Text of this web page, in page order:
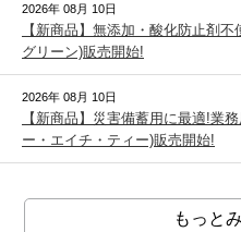
2026年 08月 10日
【新商品】無添加・酸化防止剤
グリーン)販売開始!
2026年 08月 10日
【新商品】災害備蓄用に最適!業
ー・エイチ・ティー)販売開始!
もっと